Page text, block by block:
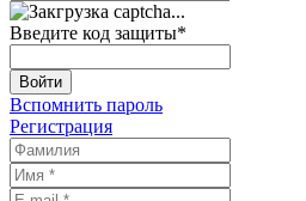
Введите код защиты*
Войти
Вспомнить пароль
Регистрация